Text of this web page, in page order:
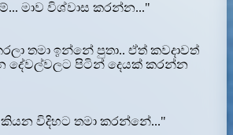
මාව විශ්වාස කරන්න..."
තමා ඉන්නේ පුතා.. ඒත් කවදාවත්
දේවල්වලට පිටින් දෙයක් කරන්න
කියන විදිහට තමා කරන්නේ..."